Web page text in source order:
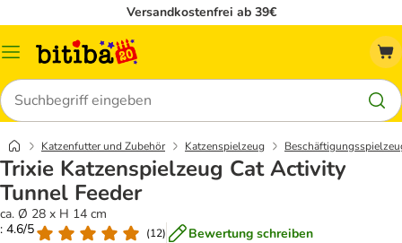
Versandkostenfrei ab 39€
Menü
Suchen
Katzenfutter und Zubehör Katzenspielzeug
Trixie Katzenspielzeug Cat Activity
Tunnel Feeder
ca. Ø 28 x H 14 cm
: 4.6/5
(12) Bewertung schreiben